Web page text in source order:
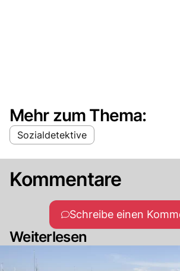
Mehr zum Thema:
Sozialdetektive
Kommentare
Schreibe einen
Weiterlesen